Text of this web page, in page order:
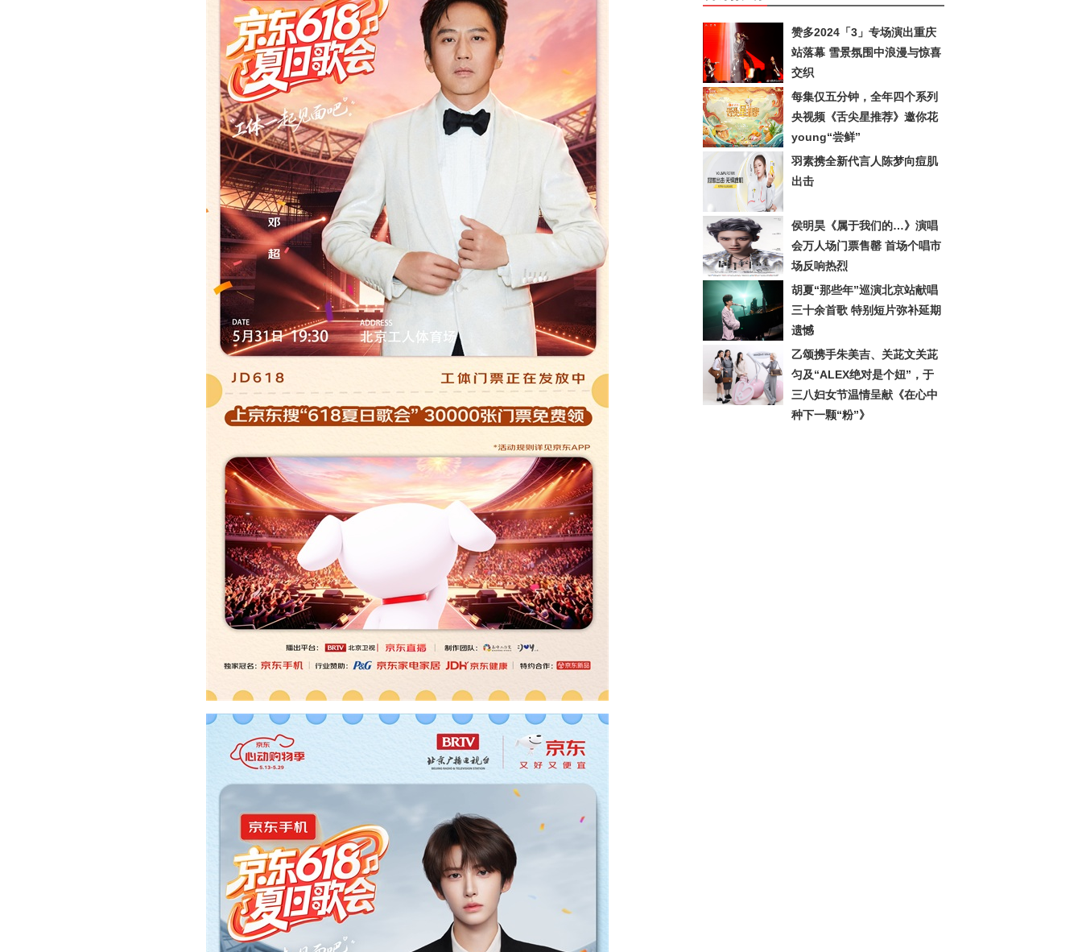
赞多2024「3」专场演出重庆
站落幕 雪景氛围中浪漫与惊喜
交织
每集仅五分钟，全年四个系列
央视频《舌尖星推荐》邀你花
young“尝鲜”
羽素携全新代言人陈梦向痘肌
出击
侯明昊《属于我们的…》演唱
会万人场门票售罄 首场个唱市
场反响热烈
胡夏“那些年”巡演北京站献唱
三十余首歌 特别短片弥补延期
遗憾
乙颂携手朱美吉、关茈文关茈
匀及“ALEX绝对是个妞”，于
三八妇女节温情呈献《在心中
种下一颗“粉”》